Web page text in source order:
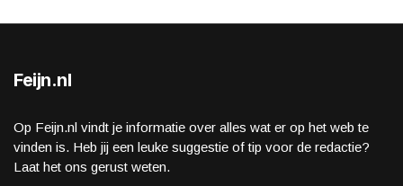
Feijn.nl
Op Feijn.nl vindt je informatie over alles wat er op het web te
vinden is. Heb jij een leuke suggestie of tip voor de redactie?
Laat het ons gerust weten.